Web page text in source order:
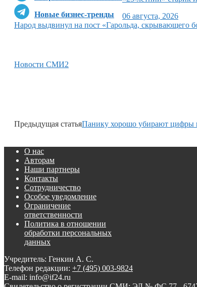
Новые бизнес-тренды
06 августа, 2026
Народ выдвинул на пост «Гарольда, скрывающего
Новости СМИ2
Предыдущая статьяПанику хорошо убирают цифры
О нас
Авторам
Наши партнеры
Контакты
Сотрудничество
Особое уведомление
Ограничение
ответственности
Политика в отношении
обработки персональных
данных
Учредитель: Генкин А. С.
Телефон редакции: +7 (495) 003-9824
E-mail: info@if24.ru